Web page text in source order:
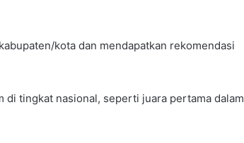
kota dan mendapatkan rekomendasi
tingkat nasional, seperti juara pertama dalam